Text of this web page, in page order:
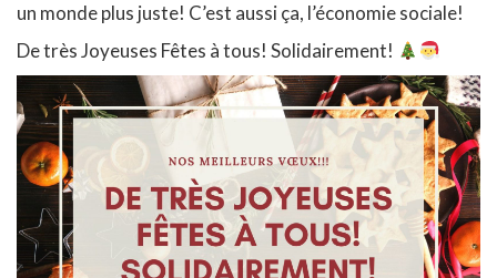
un monde plus juste! C’est aussi ça, l’économie sociale!
De très Joyeuses Fêtes à tous! Solidairement!